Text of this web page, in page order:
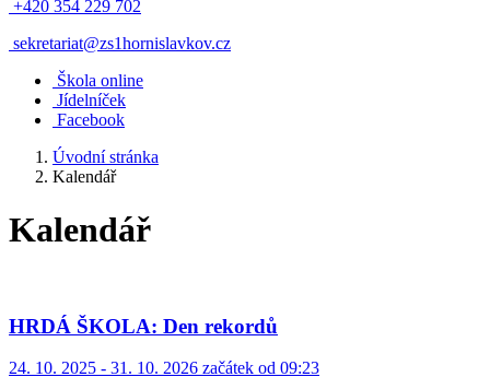
+420 354 229 702
sekretariat@zs1hornislavkov.cz
Škola online
Jídelníček
Facebook
Úvodní stránka
Kalendář
Kalendář
HRDÁ ŠKOLA: Den rekordů
24. 10. 2025 - 31. 10. 2026 začátek od 09:23